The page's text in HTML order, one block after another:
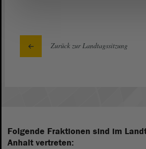
Zurück zur Landtagssitzung
Folgende Fraktionen sind im
Anhalt vertreten: